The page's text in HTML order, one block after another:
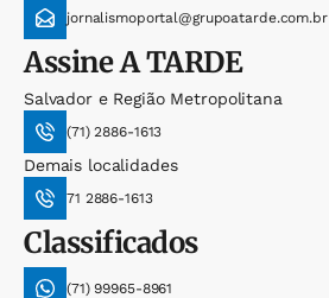
jornalismoportal@grupoatarde.com.br
AssineA TARDE
Salvador e Região Metropolitana
(71) 2886-1613
Demais localidades
71 2886-1613
Classificados
(71) 99965-8961